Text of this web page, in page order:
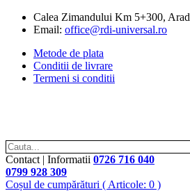
Calea Zimandului Km 5+300, Arad
Email: office@rdi-universal.ro
Metode de plata
Conditii de livrare
Termeni si conditii
Contact | Informatii 0726 716 040
0799 928 309
Coșul de cumpărături ( Articole: 0 )